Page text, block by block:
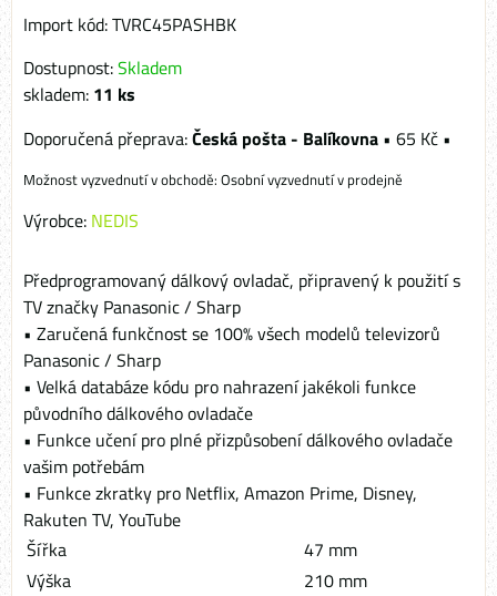
Import kód: TVRC45PASHBK
Dostupnost:Skladem
skladem: 11 ks
Česká pošta - Balíkovna • 65 Kč •
Osobní vyzvednutí v prodejně
Výrobce: NEDIS
Předprogramovaný dálkový ovladač, připravený k použití s
TV značky Panasonic / Sharp
• Zaručená funkčnost se 100% všech modelů televizorů
Panasonic / Sharp
• Velká databáze kódu pro nahrazení jakékoli funkce
původního dálkového ovladače
• Funkce učení pro plné přizpůsobení dálkového ovladače
vašim potřebám
• Funkce zkratky pro Netflix, Amazon Prime, Disney,
Rakuten TV, YouTube
Šířka
47 mm
Výška
210 mm